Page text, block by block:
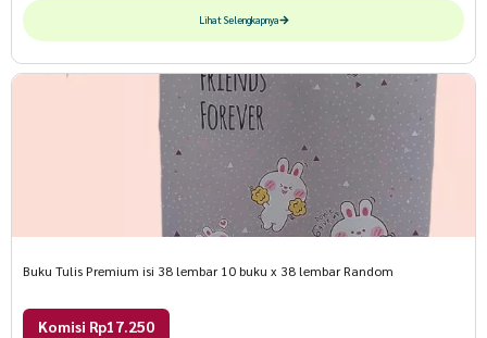
Lihat Selengkapnya
Buku Tulis Premium isi 38 lembar 10 buku x 38 lembar Random
Komisi Rp17.250